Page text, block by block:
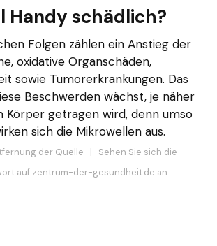
Handy schädlich?
Folgen zählen ein Anstieg der
oxidative Organschäden,
sowie Tumorerkrankungen. Das
Beschwerden wächst, je näher
Körper getragen wird, denn umso
sich die Mikrowellen aus.
der Quelle | Sehen Sie sich die
auf zentrum-der-gesundheit.de an